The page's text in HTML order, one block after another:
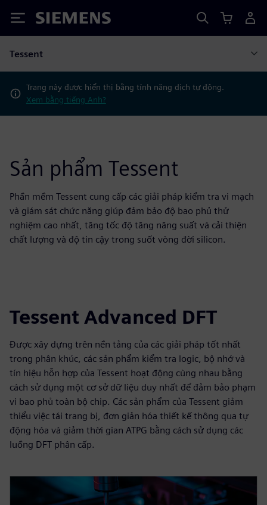
Siemens
Tessent
Trang này được hiển thị bằng tính năng dịch tự động.
Xem bằng tiếng Anh?
Sản phẩm Tessent
Phần mềm Tessent cung cấp các giải pháp kiểm tra vi mạch
và giám sát chức năng giúp đảm bảo độ bao phủ thử
nghiệm cao nhất, tăng tốc độ tăng năng suất và cải thiện
chất lượng và độ tin cậy trong suốt vòng đời silicon.
Tessent Advanced DFT
Được xây dựng trên nền tảng của các giải pháp tốt nhất
trong phân khúc, các sản phẩm kiểm tra logic, bộ nhớ và
tín hiệu hỗn hợp của Tessent hoạt động cùng nhau bằng
cách sử dụng một cơ sở dữ liệu duy nhất để đảm bảo phạm
vi bao phủ toàn bộ chip. Các sản phẩm của Tessent giảm
thiểu việc tái trang bị, đơn giản hóa thiết kế thông qua tự
động hóa và giảm thời gian ATPG bằng cách sử dụng các
luồng DFT phân cấp.